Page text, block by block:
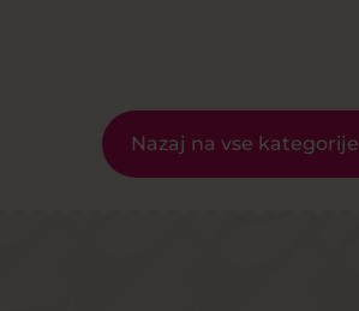
Nazaj na vse kategorije